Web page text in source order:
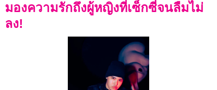
มองความรักถึงผู้หญิงที่เซ็กซี่จนลืมไม่
ลง!